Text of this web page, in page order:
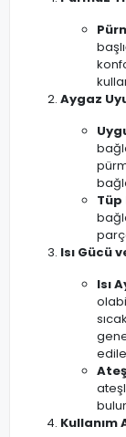
Aygaz
Tüp
Isı Gücü
Isı
Kullanım